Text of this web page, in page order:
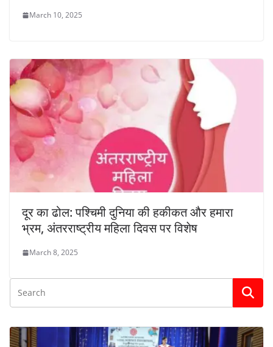
March 10, 2025
दूर का ढोल: पश्चिमी दुनिया की हकीकत और हमारा
भ्रम, अंतरराष्ट्रीय महिला दिवस पर विशेष
March 8, 2025